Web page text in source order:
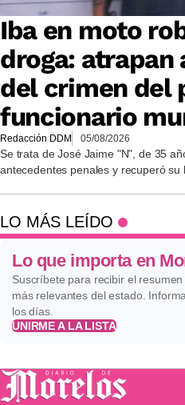
Iba en moto
droga: atrapan
del crimen del
funcionario
Redacción DDM 05/08/2026
Se trata de José Jaime "N", de 35
antecedentes penales y recuperó su
LO MÁS LEÍDO
Lo que importa en
Suscríbete para recibir el
más relevantes del estado.
los días.
UNIRME A LA LISTA